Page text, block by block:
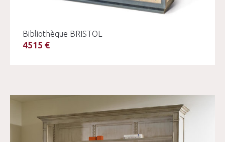
Bibliothèque BRISTOL
4515 €